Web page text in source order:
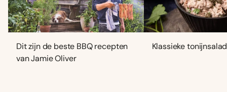
Dit zijn de beste BBQ recepten
van Jamie Oliver
Klassieke